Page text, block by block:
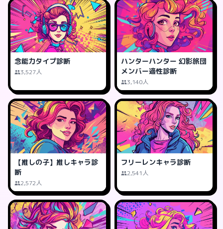
念能力タイプ診断
3,527人
ハンターハンター 幻影旅団
メンバー適性診断
3,140人
【推しの子】推しキャラ診
断
2,572人
フリーレンキャラ診断
2,541人